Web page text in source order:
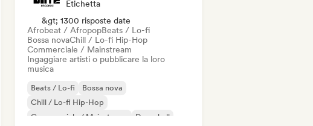
Etichetta
&gt; 1300 risposte date
Afrobeat / AfropopBeats / Lo-fi
Bossa novaChill / Lo-fi Hip-Hop
Commerciale / Mainstream
Ingaggiare artisti o pubblicare la loro
musica
Beats / Lo-fi
Bossa nova
Chill / Lo-fi Hip-Hop
Commerciale / Mainstream
Dancehall